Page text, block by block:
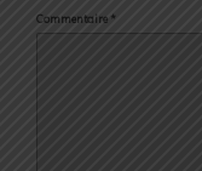
Commentaire *